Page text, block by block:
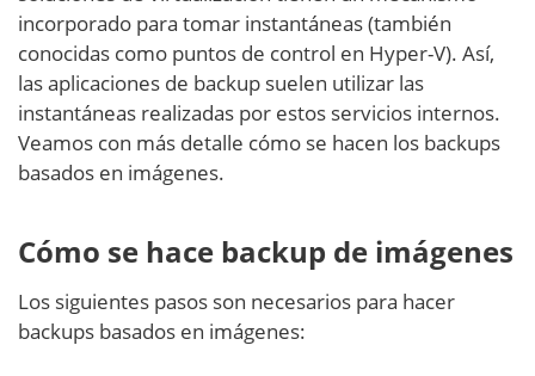
incorporado para tomar instantáneas (también
conocidas como puntos de control en Hyper-V). Así,
las aplicaciones de backup suelen utilizar las
instantáneas realizadas por estos servicios internos.
Veamos con más detalle cómo se hacen los backups
basados en imágenes.
Cómo se hace backup de imágenes
Los siguientes pasos son necesarios para hacer
backups basados en imágenes: